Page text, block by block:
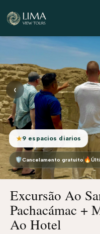
‹
★9 espacios diarios
🛡Cancelamento gratuito 🔥
Excursão Ao
Pachacámac +
Ao Hotel